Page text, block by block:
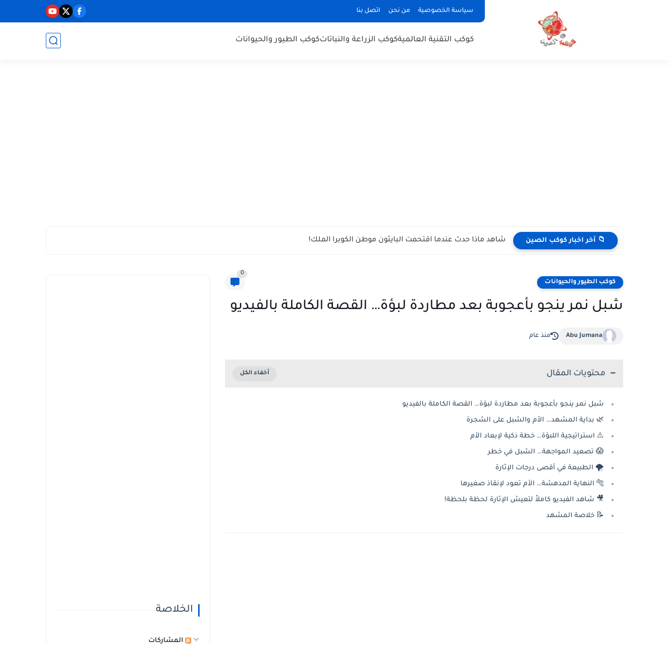
سياسة الخصوصية من نحن اتصل بنا
كوكب التقنية العالميةكوكب الزراعة والنباتاتكوكب الطيور والحيوانات
📁 آخر اخبار كوكب الصين شاهد ماذا حدث عندما اقتحمت البايثون موطن الكوبرا الملك!
كوكب الطيور والحيوانات
0
شبل نمر ينجو بأعجوبة بعد مطاردة لبؤة… القصة الكاملة بالفيديو
Abu Jumana منذ عام
محتويات المقال
شبل نمر ينجو بأعجوبة بعد مطاردة لبؤة… القصة الكاملة بالفيديو
🌿 بداية المشهد… الأم والشبل على الشجرة
⚠️ استراتيجية اللبؤة… خطة ذكية لإبعاد الأم
😱 تصعيد المواجهة… الشبل في خطر
🌪 الطبيعة في أقصى درجات الإثارة
🐅 النهاية المدهشة… الأم تعود لإنقاذ صغيرها
🎥 شاهد الفيديو كاملاً لتعيش الإثارة لحظة بلحظة!
📝 خلاصة المشهد
الخلاصة
المشاركات